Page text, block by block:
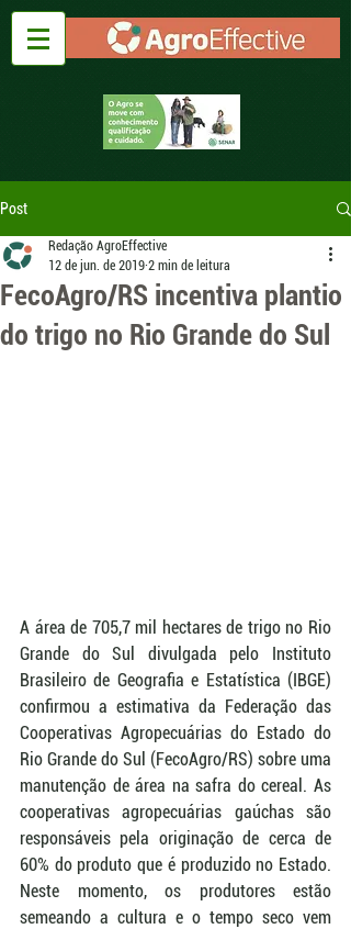
Post
FecoAgro/RS incentiva plantio
do trigo no Rio Grande do Sul
Redação AgroEffective
12 de jun. de 2019 2 min de leitura
A área de 705,7 mil hectares de trigo no Rio
Grande do Sul divulgada pelo Instituto
Brasileiro de Geografia e Estatística (IBGE)
confirmou a estimativa da Federação das
Cooperativas Agropecuárias do Estado do
Rio Grande do Sul (FecoAgro/RS) sobre uma
manutenção de área na safra do cereal. As
cooperativas agropecuárias gaúchas são
responsáveis pela originação de cerca de
60% do produto que é produzido no Estado.
Neste momento, os produtores estão
semeando a cultura e o tempo seco vem